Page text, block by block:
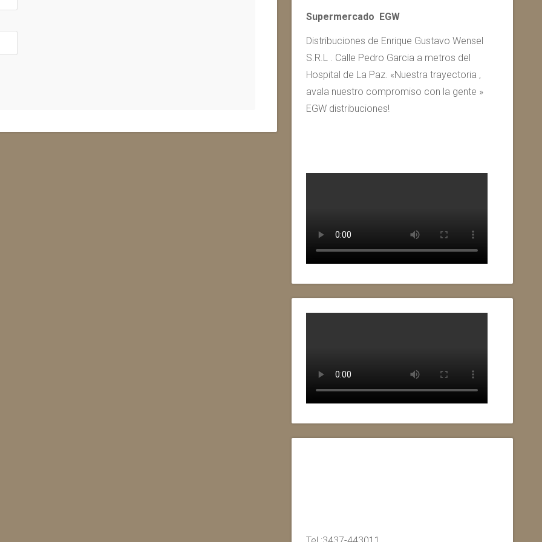
Supermercado EGW
Distribuciones de Enrique Gustavo Wensel
S.R.L . Calle Pedro Garcia a metros del
Hospital de La Paz. «Nuestra trayectoria ,
avala nuestro compromiso con la gente »
EGW distribuciones!